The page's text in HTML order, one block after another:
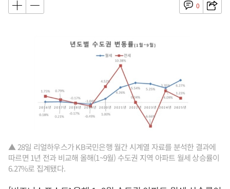
0
▲ 28일 리얼하우스가 KB국민은행 월간 시계열 자료를 분석한 결과에
따르면 1년 전과 비교해 올해(1~9월) 수도권 지역 아파트 월세 상승률이
6.27%로 집계됐다.